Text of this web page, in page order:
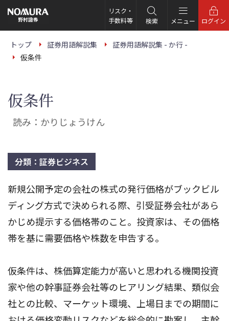
の
ー
リスク・
手数料等
検索 メニュー ログイン
トップ 証券用語解説集
証券用語解説集 - か行 -
仮条件
仮条件
読み：かりじょうけん
分類：証券ビジネス
新規公開予定の会社の株式の発行価格がブックビル
ディング方式で決められる際、引受証券会社があら
かじめ提示する価格帯のこと。投資家は、その価格
帯を基に需要価格や株数を申告する。
仮条件は、株価算定能力が高いと思われる機関投資
家や他の幹事証券会社等のヒアリング結果、類似会
社との比較、マーケット環境、上場日までの期間に